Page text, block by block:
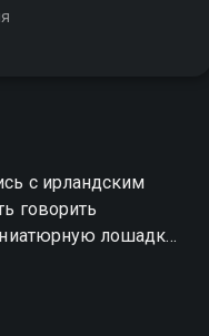
с ирландским
говорить
лошадку
собаку!